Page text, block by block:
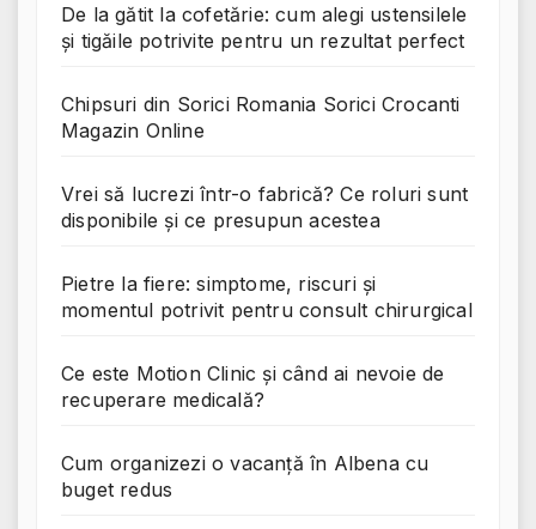
De la gătit la cofetărie: cum alegi ustensilele
și tigăile potrivite pentru un rezultat perfect
Chipsuri din Sorici Romania Sorici Crocanti
Magazin Online
Vrei să lucrezi într-o fabrică? Ce roluri sunt
disponibile și ce presupun acestea
Pietre la fiere: simptome, riscuri și
momentul potrivit pentru consult chirurgical
Ce este Motion Clinic și când ai nevoie de
recuperare medicală?
Cum organizezi o vacanță în Albena cu
buget redus